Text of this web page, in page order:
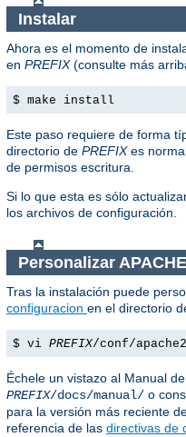
Instalar
Ahora es el momento de
en PREFIX(consulte más
$ make install
Este paso requiere de forma
directorio de PREFIXes
de permisos escritura.
Si lo que esta es sólo
los archivos de configuración.
Personalizar APACHE
Tras la instalación puede
configuracion en el directorio
$ vi PREFIX/conf/
Échele un vistazo al Manual
PREFIX/docs/manual/ o
para la versión más reciente
referencia de las directivas de